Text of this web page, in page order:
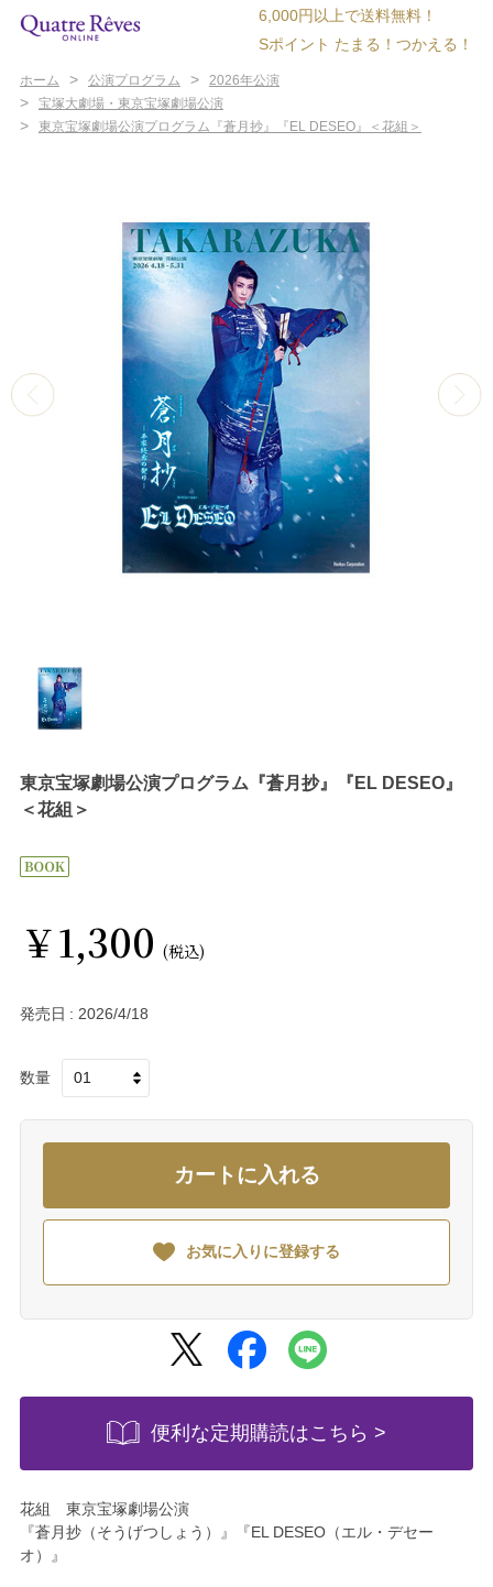
6,000円以上で送料無料！
Sポイント たまる！つかえる！
ホーム > 公演プログラム > 2026年公演
> 宝塚大劇場・東京宝塚劇場公演
> 東京宝塚劇場公演プログラム『蒼月抄』『EL DESEO』＜花組＞
東京宝塚劇場公演プログラム『蒼月抄』『EL DESEO』
＜花組＞
￥1,300 (税込)
発売日 2026/4/18
数量
カートに入れる
お気に入りに登録する
便利な定期購読はこちら >
花組 東京宝塚劇場公演
『蒼月抄（そうげつしょう）』『EL DESEO（エル・デセー
オ）』